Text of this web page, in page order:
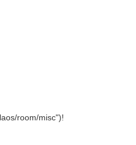
room/misc")!